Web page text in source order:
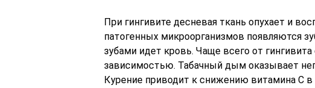
При гингивите десневая ткань опухает и
патогенных микроорганизмов появляются
зубами идет кровь. Чаще всего от
зависимостью. Табачный дым оказывает
Курение приводит к снижению витамина С в